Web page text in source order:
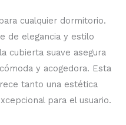
cualquier dormitorio.
de elegancia y estilo
cubierta suave asegura
y acogedora. Esta
tanto una estética
para el usuario.